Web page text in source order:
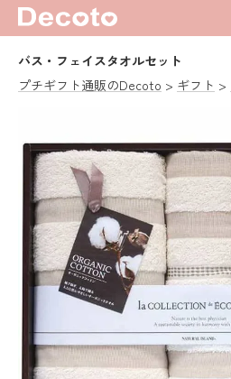
バス・フェイスタオルセット
プチギフト通販のDecoto
ギフト